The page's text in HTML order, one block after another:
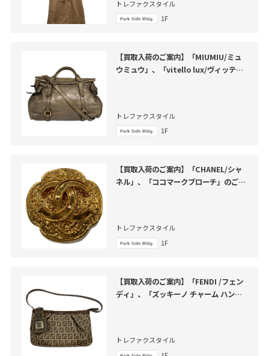
トレファクスタイル
1F
【買取入荷のご案内】「MIUMIU/ミュ
ウミュウ」、「vitello lux/ヴィッテロ
トレファクスタイル
1F
【買取入荷のご案内】「CHANEL/シャ
ネル」、「ココマークブローチ」のご紹
トレファクスタイル
1F
【買取入荷のご案内】「FENDI /フェン
ディ」、「ズッキーノ チャーム ハンド
トレファクスタイル